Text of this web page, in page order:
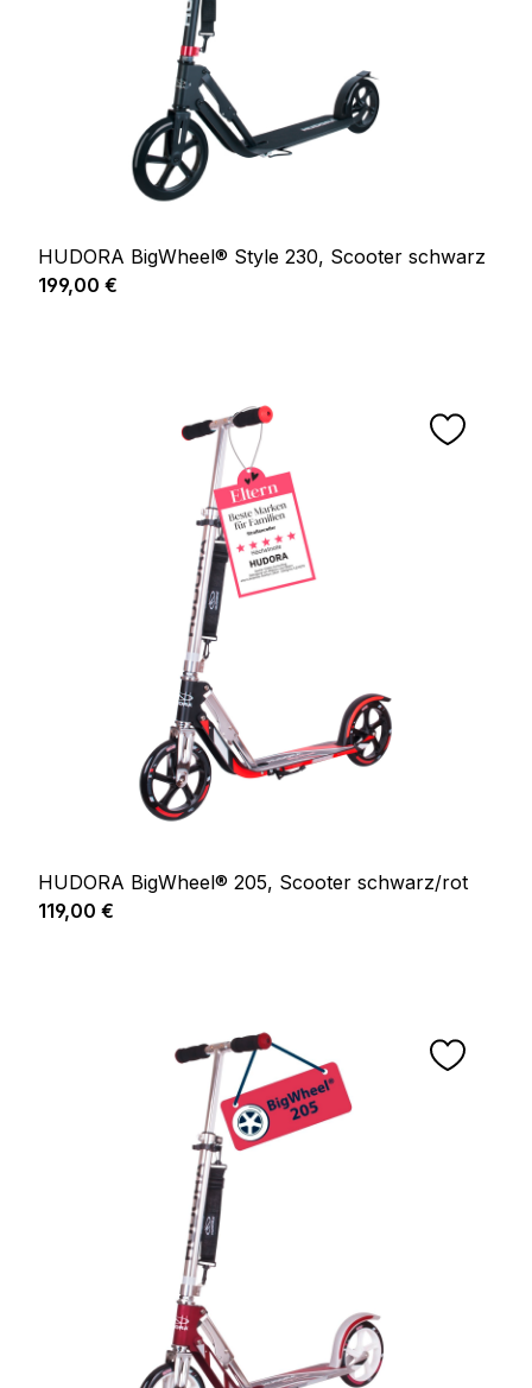
HUDORA BigWheel® Style 230, Scooter schwarz
Regulärer Preis:
199,00 €
HUDORA BigWheel® 205, Scooter schwarz/rot
Regulärer Preis:
119,00 €